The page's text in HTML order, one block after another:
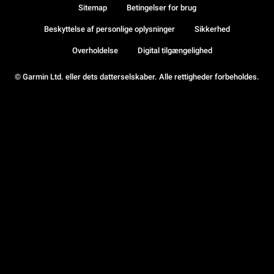
© Garmin Ltd. eller dets datterselskaber. Alle rettigheder forbeholdes.
Sitemap Betingelser for brug
Beskyttelse af personlige oplysninger Sikkerhed
Overholdelse Digital tilgængelighed